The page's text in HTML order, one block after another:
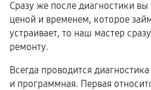
Сразу же после диагностики
ценой и временем, которое
устраивает, то наш мастер
ремонту.
Всегда проводится
и программная. Первая